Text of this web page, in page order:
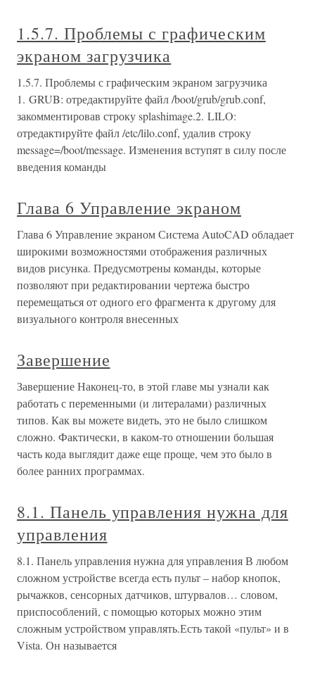
1.5.7. Проблемы с графическим
экраном загрузчика
1.5.7. Проблемы с графическим экраном загрузчика
1. GRUB: отредактируйте файл /boot/grub/grub.conf,
закомментировав строку splashimage.2. LILO:
отредактируйте файл /etc/lilo.conf, удалив строку
message=/boot/message. Изменения вступят в силу после
введения команды
Глава 6 Управление экраном
Глава 6 Управление экраном Система AutoCAD обладает
широкими возможностями отображения различных
видов рисунка. Предусмотрены команды, которые
позволяют при редактировании чертежа быстро
перемещаться от одного его фрагмента к другому для
визуального контроля внесенных
Завершение
Завершение Наконец-то, в этой главе мы узнали как
работать с переменными (и литералами) различных
типов. Как вы можете видеть, это не было слишком
сложно. Фактически, в каком-то отношении большая
часть кода выглядит даже еще проще, чем это было в
более ранних программах.
8.1. Панель управления нужна для
управления
8.1. Панель управления нужна для управления В любом
сложном устройстве всегда есть пульт – набор кнопок,
рычажков, сенсорных датчиков, штурвалов… словом,
приспособлений, с помощью которых можно этим
сложным устройством управлять.Есть такой «пульт» и в
Vista. Он называется